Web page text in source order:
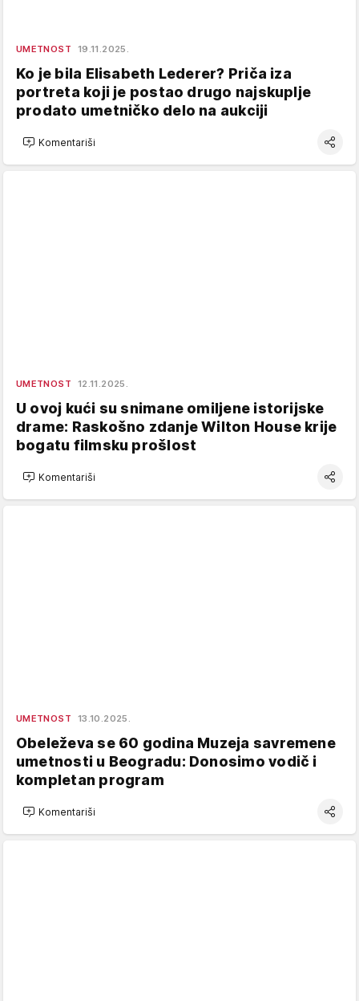
UMETNOST 19.11.2025.
Ko je bila Elisabeth Lederer? Priča iza
portreta koji je postao drugo najskuplje
prodato umetničko delo na aukciji
Komentariši
UMETNOST 12.11.2025.
U ovoj kući su snimane omiljene istorijske
drame: Raskošno zdanje Wilton House krije
bogatu filmsku prošlost
Komentariši
UMETNOST 13.10.2025.
Obeleževa se 60 godina Muzeja savremene
umetnosti u Beogradu: Donosimo vodič i
kompletan program
Komentariši